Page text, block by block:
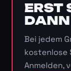
ERST
Bei jedem
kostenlose
Anmelden,